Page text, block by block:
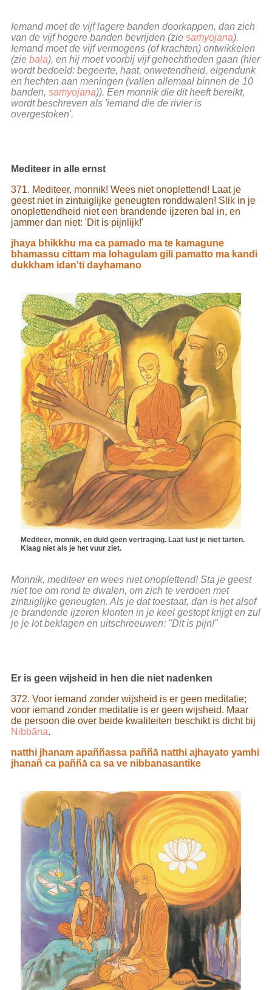
Iemand moet de vijf lagere banden doorkappen, dan zich
van de vijf hogere banden bevrijden (zie saṁyojana).
Iemand moet de vijf vermogens (of krachten) ontwikkelen
(zie bala), en hij moet voorbij vijf gehechtheden gaan (hier
wordt bedoeld: begeerte, haat, onwetendheid, eigendunk
en hechten aan meningen (vallen allemaal binnen de 10
banden, saṁyojana)). Een monnik die dit heeft bereikt,
wordt beschreven als 'iemand die de rivier is
overgestoken'.
Mediteer in alle ernst
371. Mediteer, monnik! Wees niet onoplettend! Laat je
geest niet in zintuiglijke geneugten ronddwalen! Slik in je
onoplettendheid niet een brandende ijzeren bal in, en
jammer dan niet: 'Dit is pijnlijk!'
jhaya bhikkhu ma ca pamado ma te kamagune
bhamassu cittam ma lohagulam gili pamatto ma kandi
dukkham idan'ti dayhamano
Mediteer, monnik, en duld geen vertraging. Laat lust je niet tarten.
Klaag niet als je het vuur ziet.
Monnik, mediteer en wees niet onoplettend! Sta je geest
niet toe om rond te dwalen, om zich te verdoen met
zintuiglijke geneugten. Als je dat toestaat, dan is het alsof
je brandende ijzeren klonten in je keel gestopt krijgt en zul
je je lot beklagen en uitschreeuwen: "Dit is pijn!"
Er is geen wijsheid in hen die niet nadenken
372. Voor iemand zonder wijsheid is er geen meditatie;
voor iemand zonder meditatie is er geen wijsheid. Maar
de persoon die over beide kwaliteiten beschikt is dicht bij
Nibbāna.
natthi jhanam apaññassa paññā natthi ajhayato yamhi
jhanañ ca paññā ca sa ve nibbanasantike